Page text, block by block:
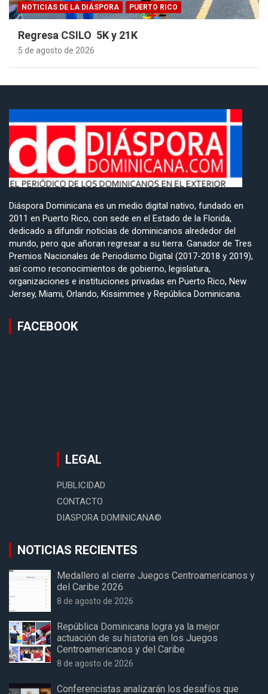
NOTICIAS DE LA DIÁSPORA PUERTO RICO
Regresa CSILO 5K y 21K
5 de agosto de 2026
Diáspora Dominicana es un medio digital nativo, fundado en
2011 en Puerto Rico, con sede en el Estado de la Florida,
dedicado a difundir noticias de dominicanos alrededor del
mundo, pero que añoran regresar a su tierra. Ganador de Tres
Premios Nacionales de Periodismo Digital (2017-2018 y 2019),
así como reconocimientos de gobierno, legislatura,
organizaciones e instituciones privadas en Puerto Rico, New
Jersey, Miami, Orlando, Kissimmee y República Dominicana.
FACEBOOK
LEGAL
PUBLICIDAD
CONTACTO
DIASPORA DOMINICANA©
NOTICIAS RECIENTES
Medallero al cierre Juegos Centroamericanos y
del Caribe 2026
8 de agosto de 2026
República Dominicana logra ya la mejor
actuación de su historia en los Juegos
Centroamericanos y del Caribe
8 de agosto de 2026
Conferencistas analizarán los desafíos que